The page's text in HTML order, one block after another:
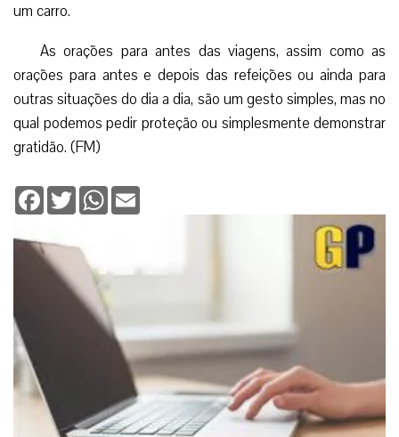
um carro.
As orações para antes das viagens, assim como as
orações para antes e depois das refeições ou ainda para
outras situações do dia a dia, são um gesto simples, mas no
qual podemos pedir proteção ou simplesmente demonstrar
gratidão. (FM)
Facebook
TwitterWhatsApp